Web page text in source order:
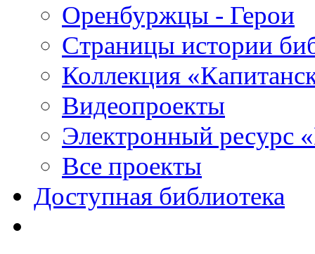
Оренбуржцы - Герои
Страницы истории
Коллекция
Видеопроекты
Электронный ресурс
Все проекты
Доступная библиотека